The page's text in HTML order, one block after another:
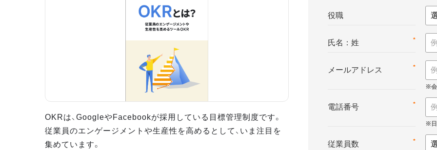
OKRは、GoogleやFacebookが採用している目標管理制度です。
従業員のエンゲージメントや生産性を高めるとして、いま注目を
集めています。
役職
*
氏名：姓
*
メールアドレス
*
電話番号
*
従業員数